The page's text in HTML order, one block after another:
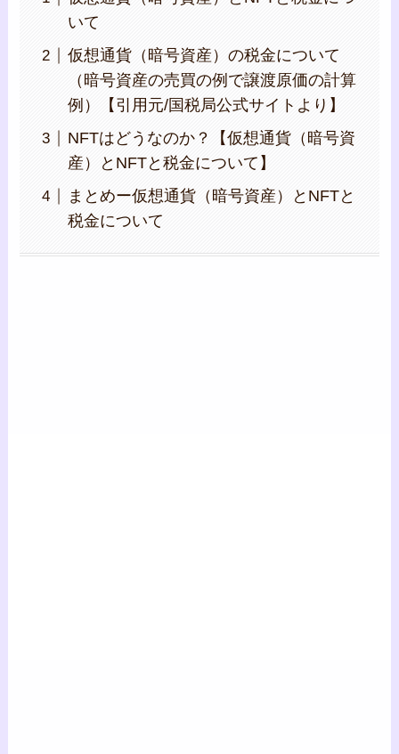
いて
仮想通貨（暗号資産）の税金について
（暗号資産の売買の例で譲渡原価の計算
例）【引用元/国税局公式サイトより】
NFTはどうなのか？【仮想通貨（暗号資
産）とNFTと税金について】
まとめー仮想通貨（暗号資産）とNFTと
税金について